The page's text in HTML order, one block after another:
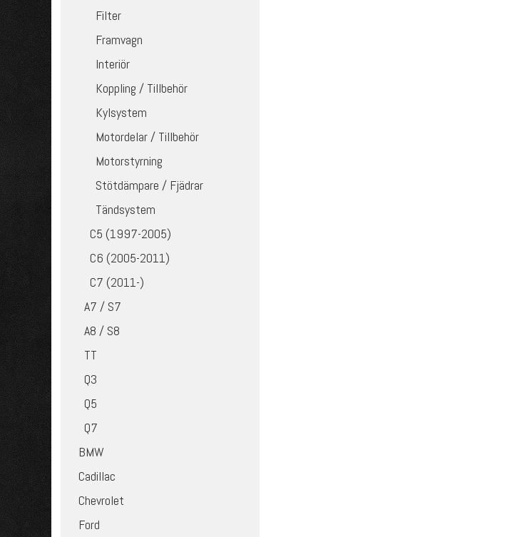
Filter
Framvagn
Interiör
Koppling / Tillbehör
Kylsystem
Motordelar / Tillbehör
Motorstyrning
Stötdämpare / Fjädrar
Tändsystem
C5 (1997-2005)
C6 (2005-2011)
C7 (2011-)
A7 / S7
A8 / S8
TT
Q3
Q5
Q7
BMW
Cadillac
Chevrolet
Ford